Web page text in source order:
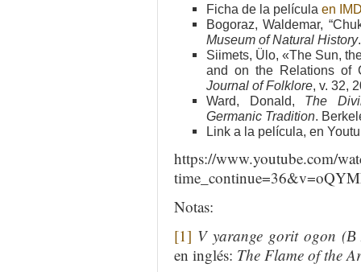
Ficha de la película en
Bogoraz, Waldemar,
Museum of Natural History
Siimets, Ülo, «The Sun,
and on the Relations of
Journal of Folklore, v. 32,
Ward, Donald, The
Germanic Tradition.
Link a la película, en
https://www.youtube.com/
Notas:
[1] V yarange gorit ogon (В
en inglés: The Flame of the